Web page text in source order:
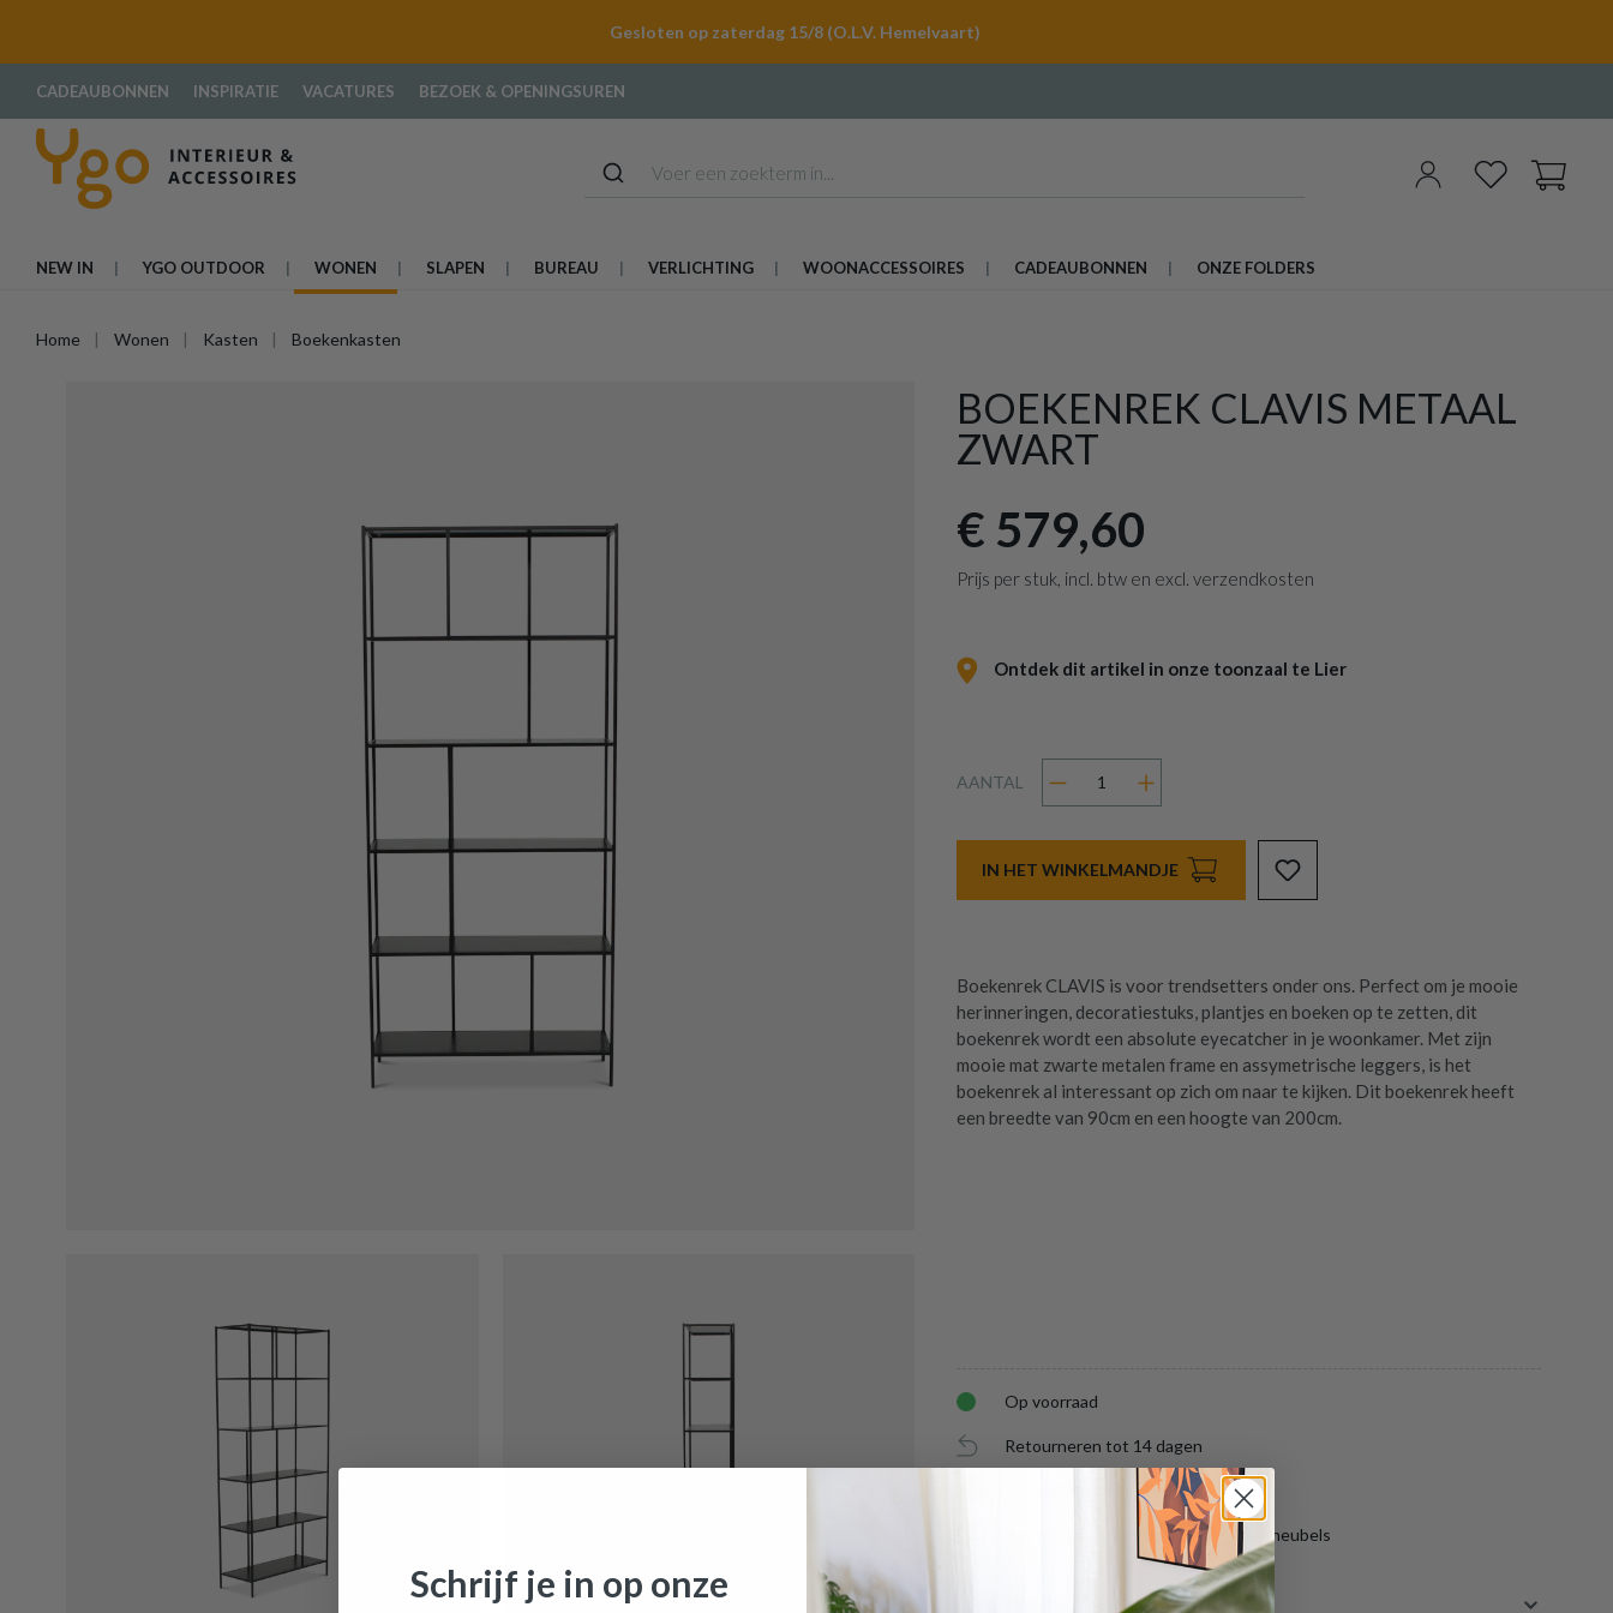
Gesloten op zaterdag 15/8 (O.L.V. Hemelvaart)
CADEAUBONNEN INSPIRATIE VACATURES BEZOEK & OPENINGSUREN
NEW IN YGO OUTDOOR WONEN SLAPEN BUREAU VERLICHTING WOONACCESSOIRES CADEAUBONNEN ONZE FOLDERS
Home Wonen Kasten Boekenkasten
BOEKENREK CLAVIS METAAL
ZWART
€ 579,60
Prijs per stuk, incl. btw en excl. verzendkosten
Ontdek dit artikel in onze toonzaal te Lier
AANTAL
IN HET WINKELMANDJE
Boekenrek CLAVIS is voor trendsetters onder ons. Perfect om je mooie
herinneringen, decoratiestuks, plantjes en boeken op te zetten, dit
boekenrek wordt een absolute eyecatcher in je woonkamer. Met zijn
mooie mat zwarte metalen frame en assymetrische leggers, is het
boekenrek al interessant op zich om naar te kijken. Dit boekenrek heeft
een breedte van 90cm en een hoogte van 200cm.
Op voorraad
Retourneren tot 14 dagen
Verzending binnen België
Tot één jaar gratis opslag van jouw meubels
Schrijf je in op onze